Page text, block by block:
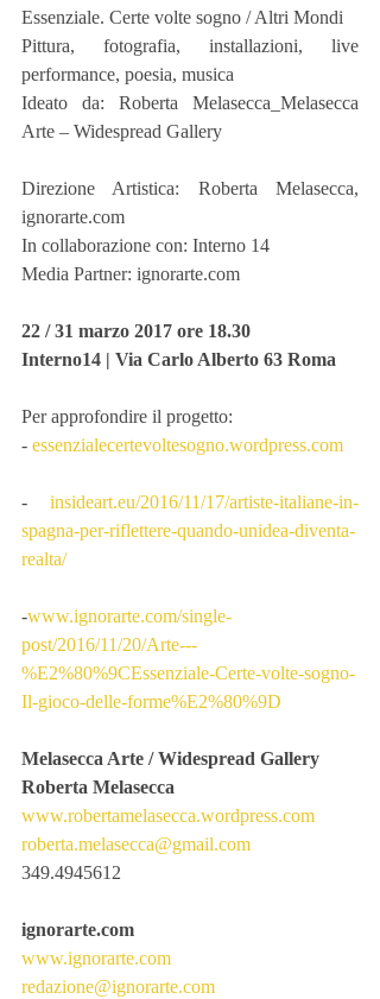
Essenziale. Certe volte sogno / Altri Mondi
Pittura, fotografia, installazioni, live
performance, poesia, musica
Ideato da: Roberta Melasecca_Melasecca
Arte – Widespread Gallery
Direzione Artistica: Roberta Melasecca,
ignorarte.com
In collaborazione con: Interno 14
Media Partner: ignorarte.com
22 / 31 marzo 2017 ore 18.30
Interno14 | Via Carlo Alberto 63 Roma
Per approfondire il progetto:
- essenzialecertevoltesogno.wordpress.com
- insideart.eu/2016/11/17/artiste-italiane-in-
spagna-per-riflettere-quando-unidea-diventa-
realta/
-www.ignorarte.com/single-
post/2016/11/20/Arte---
%E2%80%9CEssenziale-Certe-volte-sogno-
Il-gioco-delle-forme%E2%80%9D
Melasecca Arte / Widespread Gallery
Roberta Melasecca
www.robertamelasecca.wordpress.com
roberta.melasecca@gmail.com
349.4945612
ignorarte.com
www.ignorarte.com
redazione@ignorarte.com